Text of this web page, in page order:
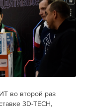
во второй раз
3D-TECH,